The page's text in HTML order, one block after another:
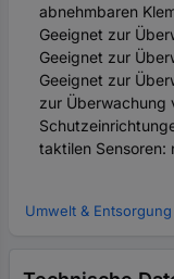
abnehmbaren
Geeignet zur
Geeignet zur
Geeignet zur
zur Überwachung
taktilen Sensoren:
Umwelt &